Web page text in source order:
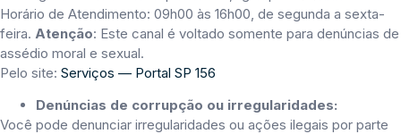
Horário de Atendimento: 09h00 às 16h00, de segunda a sexta-
feira. Atenção: Este canal é voltado somente para denúncias de
assédio moral e sexual.
Pelo site: Serviços — Portal SP 156
Denúncias de corrupção ou irregularidades:
Você pode denunciar irregularidades ou ações ilegais por parte